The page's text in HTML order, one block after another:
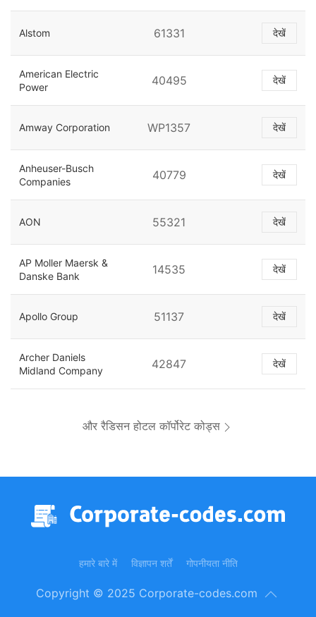
Alstom 61331 देखें
American Electric
Power
40495 देखें
Amway Corporation WP1357 देखें
Anheuser-Busch
Companies
40779 देखें
AON 55321 देखें
AP Moller Maersk &
Danske Bank
14535 देखें
Apollo Group 51137 देखें
Archer Daniels
Midland Company
42847 देखें
और रैडिसन होटल कॉर्पोरेट कोड्स
हमारे बारे में विज्ञापन शर्तें गोपनीयता नीति
Copyright © 2025 Corporate-codes.com